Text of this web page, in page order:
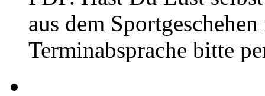
aus dem
Terminabsprache bitte